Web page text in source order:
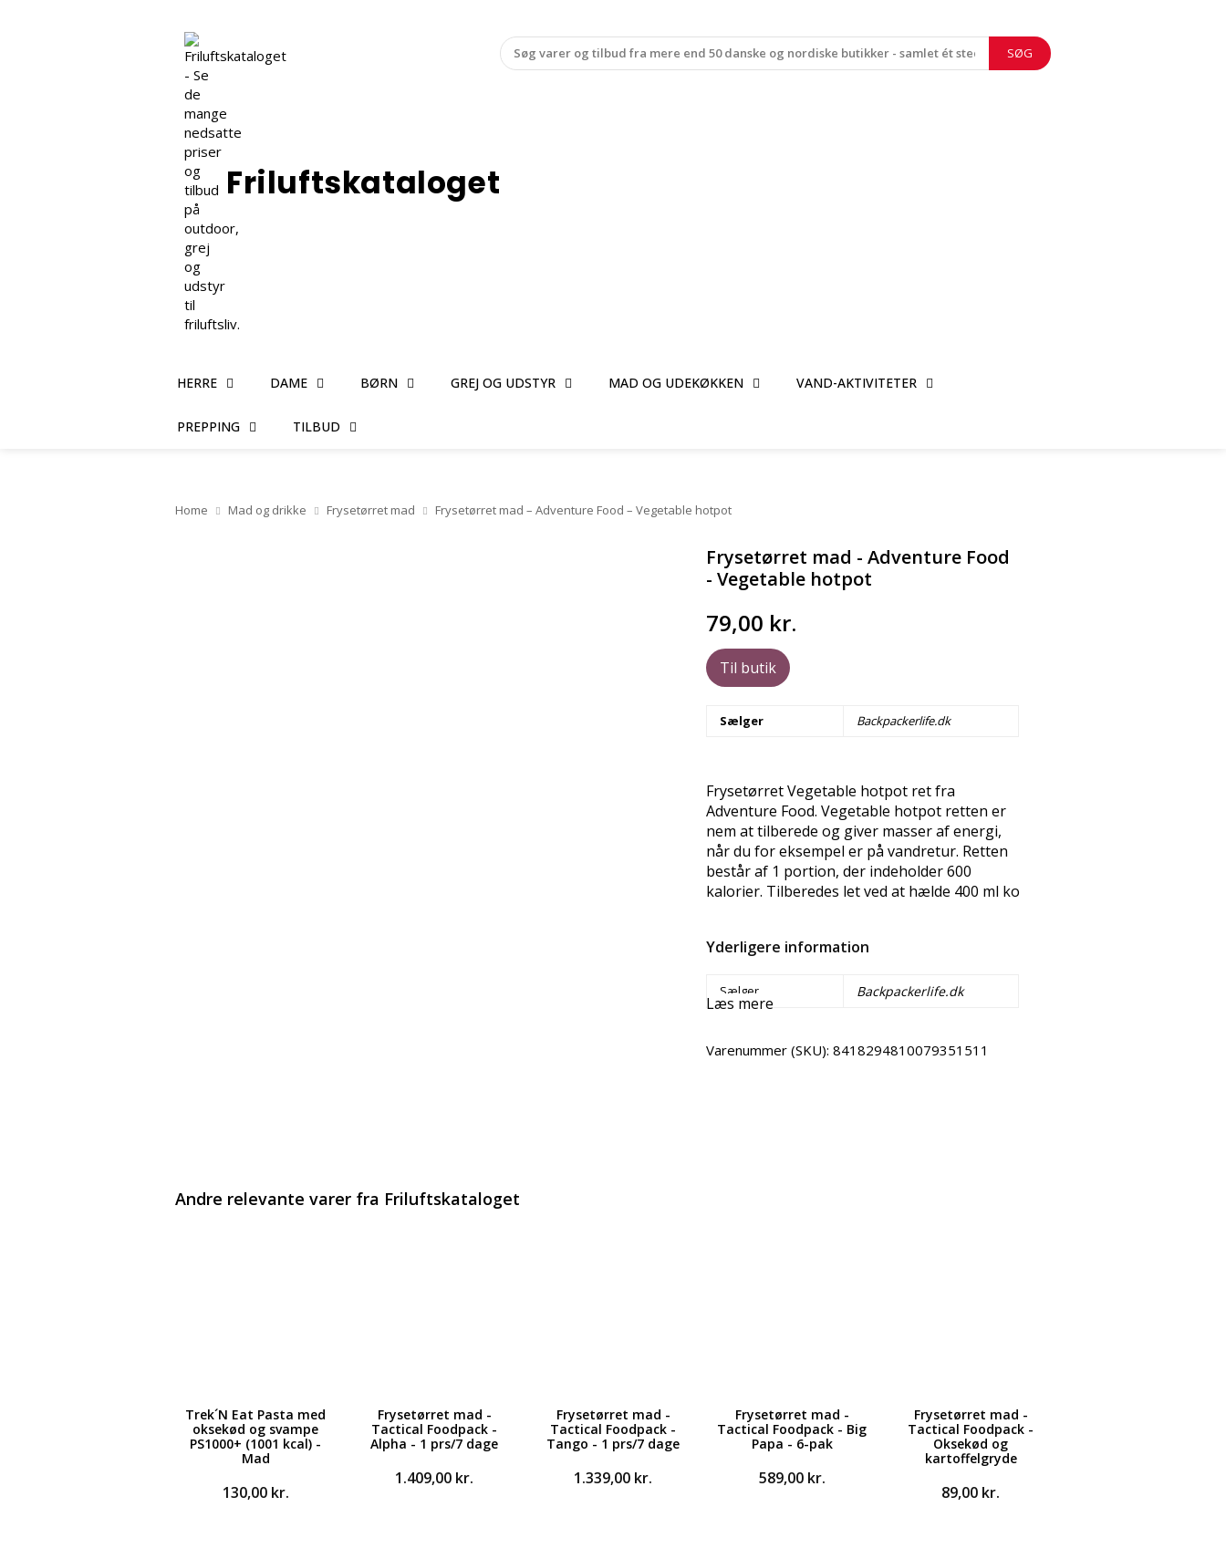
Friluftskataloget
SØG
HERRE DAME BØRN GREJ OG UDSTYR MAD OG UDEKØKKEN VAND-AKTIVITETER
PREPPING TILBUD
Home Mad og drikke Frysetørret mad Frysetørret mad – Adventure Food – Vegetable hotpot
Frysetørret mad - Adventure Food
- Vegetable hotpot
79,00 kr.
Til butik
Sælger Backpackerlife.dk
Frysetørret Vegetable hotpot ret fra
Adventure Food. Vegetable hotpot retten er
nem at tilberede og giver masser af energi,
når du for eksempel er på vandretur. Retten
består af 1 portion, der indeholder 600
kalorier. Tilberedes let ved at hælde 400 ml ko
Yderligere information
Sælger Backpackerlife.dk
Læs mere
Varenummer (SKU):8418294810079351511
Andre relevante varer fra Friluftskataloget
Trek´N Eat Pasta med
oksekød og svampe
PS1000+ (1001 kcal) -
Mad
130,00 kr.
Frysetørret mad -
Tactical Foodpack -
Alpha - 1 prs/7 dage
1.409,00 kr.
Frysetørret mad -
Tactical Foodpack -
Tango - 1 prs/7 dage
1.339,00 kr.
Frysetørret mad -
Tactical Foodpack - Big
Papa - 6-pak
589,00 kr.
Frysetørret mad -
Tactical Foodpack -
Oksekød og
kartoffelgryde
89,00 kr.